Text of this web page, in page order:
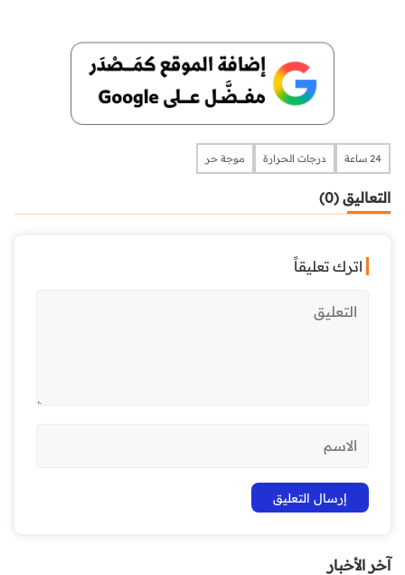
24 ساعة درجات الحرارة موجة حر
التعاليق (0)
اترك تعليقاً
آخر الأخبار